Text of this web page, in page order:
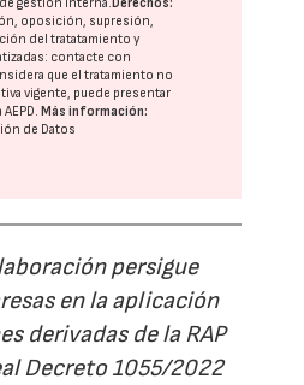
gestión interna. Derechos:
oposición, supresión,
del tratatamiento y
contacte con
que el tratamiento no
vigente, puede presentar
AEPD. Más información:
de Datos
persigue
en la aplicación
derivadas de la RAP
Decreto 1055/2022